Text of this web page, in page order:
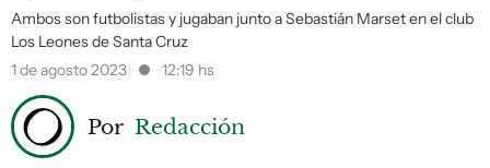
Ambos son futbolistas y jugaban junto a Sebastián Marset en el club
Los Leones de Santa Cruz
1 de agosto 2023
12:19 hs
Por Redacción